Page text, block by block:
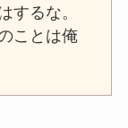
するな。
ことは俺